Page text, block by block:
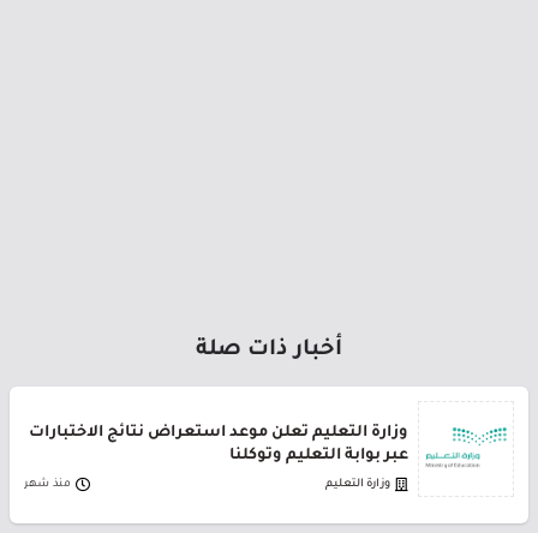
أخبار ذات صلة
وزارة التعليم تعلن موعد استعراض نتائج الاختبارات
عبر بوابة التعليم وتوكلنا
وزارة التعليم منذ شهر